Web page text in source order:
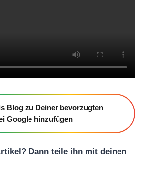
Blog zu Deiner bevorzugten
Google hinzufügen
Dann teile ihn mit deinen